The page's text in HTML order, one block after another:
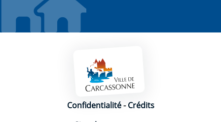
Mentions légales
Confidentialité-Crédits